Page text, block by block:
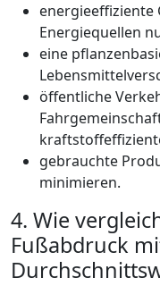
energieeffiziente
Energiequellen
eine
öffentliche
gebrauchte
minimieren.
4. Wie
Fußabdruck